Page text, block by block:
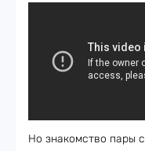
Но знакомство пары